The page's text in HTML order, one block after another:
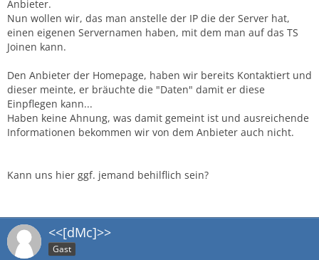
Anbieter.
Nun wollen wir, das man anstelle der IP die der Server hat,
einen eigenen Servernamen haben, mit dem man auf das TS
Joinen kann.
Den Anbieter der Homepage, haben wir bereits Kontaktiert und
dieser meinte, er bräuchte die "Daten" damit er diese
Einpflegen kann...
Haben keine Ahnung, was damit gemeint ist und ausreichende
Informationen bekommen wir von dem Anbieter auch nicht.
Kann uns hier ggf. jemand behilflich sein?
<<[dMc]>>
Gast